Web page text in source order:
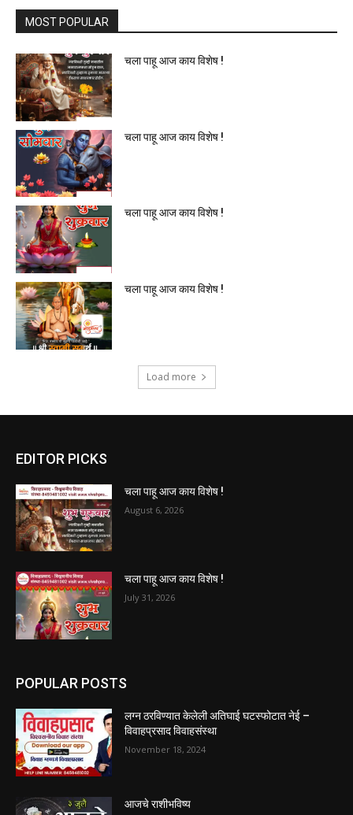
MOST POPULAR
चला पाहू आज काय विशेष !
चला पाहू आज काय विशेष !
चला पाहू आज काय विशेष !
चला पाहू आज काय विशेष !
Load more
EDITOR PICKS
चला पाहू आज काय विशेष !
August 6, 2026
चला पाहू आज काय विशेष !
July 31, 2026
POPULAR POSTS
लग्न ठरविण्यात केलेली अतिघाई घटस्फोटात नेई –
विवाहप्रसाद विवाहसंस्था
November 18, 2024
आजचे राशीभविष्य